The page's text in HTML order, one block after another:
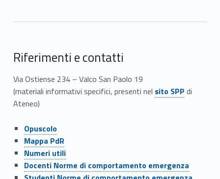
Riferimenti e contatti
Via Ostiense 234 – Valco San Paolo 19
(materiali informativi specifici, presenti nel sito SPP di
Ateneo)
Link identifier #identifier__94126-46
Opuscolo
Link identifier #identifier__113446-47
Mappa PdR
Link identifier #identifier__108489-48
Numeri utili
Link identifier #identifier__67557-49
Docenti Norme di comportamento emergenza
Link identifier #identifier__130830-50